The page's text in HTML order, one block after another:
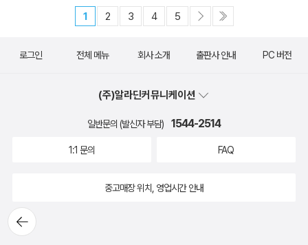
1 2 3 4 5
뒤로가
기
로그인 전체 메뉴 회사 소개 출판사 안내 PC 버전
(주)알라딘커뮤니케이션
일반문의 (발신자 부담) 1544-2514
1:1 문의 FAQ
중고매장 위치, 영업시간 안내